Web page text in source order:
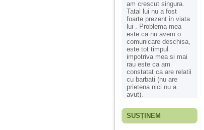
am crescut singura.
Tatal lui nu a fost
foarte prezent in viata
lui . Problema mea
este ca nu avem o
comunicare deschisa,
este tot timpul
impotriva mea si mai
rau este ca am
constatat ca are relatii
cu barbati (nu are
prietena nici nu a
avut).
Fiica mea s-a nascut
SUSȚINEM